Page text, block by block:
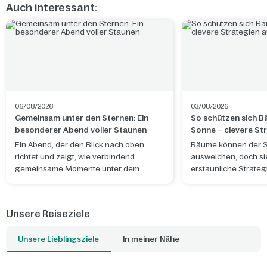
Auch interessant:
06/08/2026
Gemeinsam unter den Sternen: Ein
besonderer Abend voller Staunen
Ein Abend, der den Blick nach oben
richtet und zeigt, wie verbindend
gemeinsame Momente unter dem
03/08/2026
So schützen sich
Sonne – clevere
Natur
Bäume können der
ausweichen, doch
erstaunliche
Unsere Reiseziele
Unsere Lieblingsziele In meiner Nähe